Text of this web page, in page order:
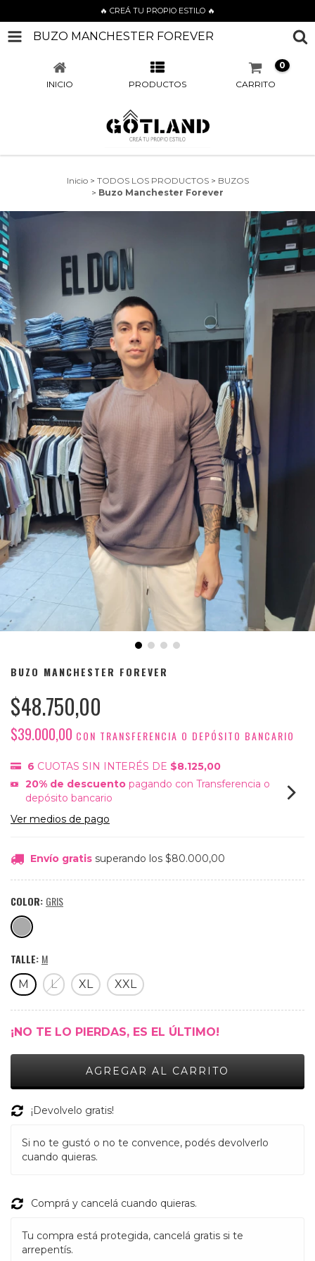
🔥 CREÁ TU PROPIO ESTILO 🔥
BUZO MANCHESTER FOREVER
INICIO PRODUCTOS CARRITO
0
Inicio > TODOS LOS PRODUCTOS > BUZOS
> Buzo Manchester Forever
BUZO MANCHESTER FOREVER
$48.750,00
$39.000,00 CON TRANSFERENCIA O DEPÓSITO BANCARIO
6 CUOTAS SIN INTERÉS DE $8.125,00
20% de descuento pagando con Transferencia o
depósito bancario
Ver medios de pago
Envío gratis superando los $80.000,00
COLOR: GRIS
TALLE: M
M L XL XXL
¡NO TE LO PIERDAS, ES EL ÚLTIMO!
¡Devolvelo gratis!
Si no te gustó o no te convence, podés devolverlo
cuando quieras.
Comprá y cancelá cuando quieras.
Tu compra está protegida, cancelá gratis si te
arrepentís.